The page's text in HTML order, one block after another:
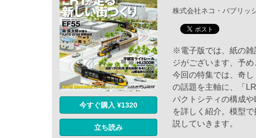
今すぐ購入 ¥1320
立ち読み
株式会社ネコ・パブリッ
※電子版では、紙の雑
ジがございます、予め
今回の特集では、奇
の話題を主軸に、「
パクトシティの構成
を詳しく紹介。模型
説していきます。